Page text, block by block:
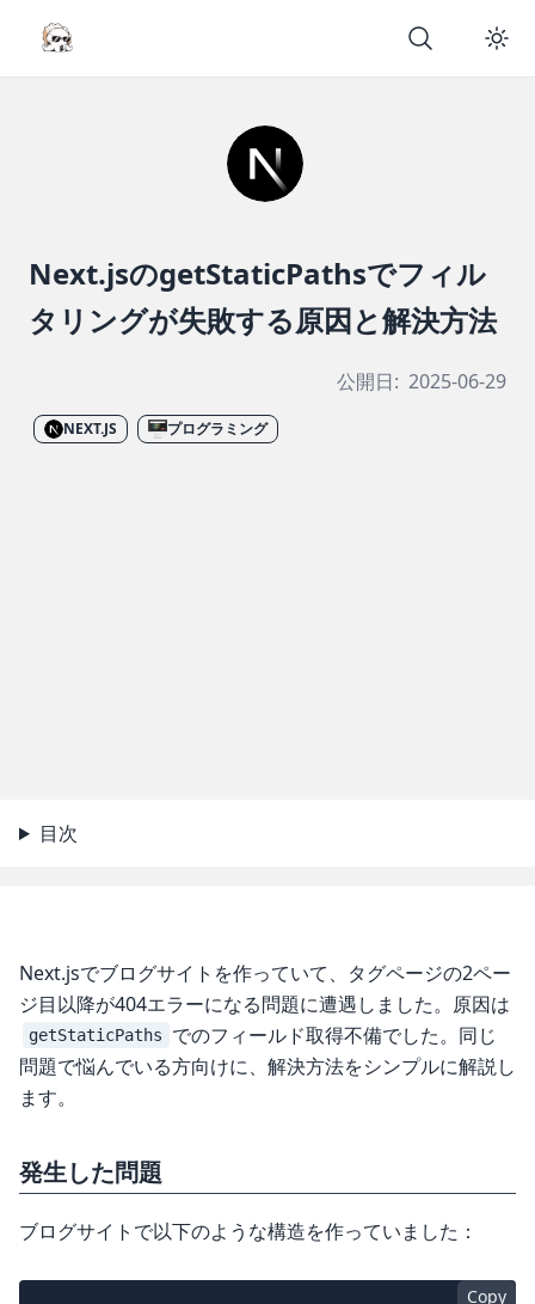
Next.jsのgetStaticPathsでフィル
タリングが失敗する原因と解決方法
公開日: 2025-06-29
NEXT.JS プログラミング
目次
Next.jsでブログサイトを作っていて、タグページの2ペー
ジ目以降が404エラーになる問題に遭遇しました。原因は
getStaticPaths
でのフィールド取得不備でした。同じ
問題で悩んでいる方向けに、解決方法をシンプルに解説し
ます。
発生した問題
ブログサイトで以下のような構造を作っていました：
Copy